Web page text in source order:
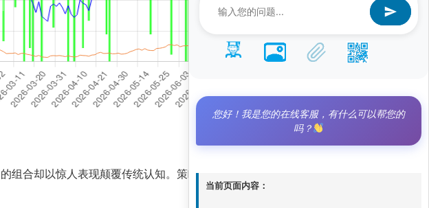
合却以惊人表现颠覆传统认知。策略净值高达5.4，远超基准净值
您好！我是您的在线客服，有什么可以帮您的
吗？
当前页面内容：